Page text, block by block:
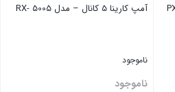
آمپ کارینا 5 کانال – مدل 5005 -RX
ناموجود
ناموجود